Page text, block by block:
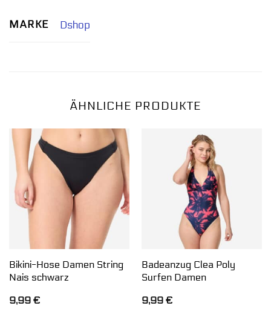
MARKE Dshop
ÄHNLICHE PRODUKTE
Bikini-Hose Damen String
Nais schwarz
9,99 €
Badeanzug Clea Poly
Surfen Damen
9,99 €